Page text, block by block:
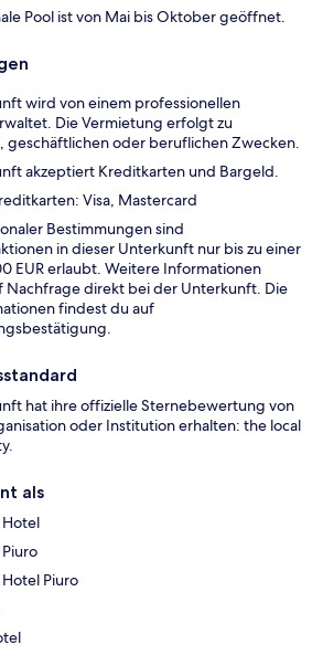
Pool ist von Mai bis Oktober geöffnet.
wird von einem professionellen
Die Vermietung erfolgt zu
geschäftlichen oder beruflichen Zwecken.
akzeptiert Kreditkarten und Bargeld.
Visa, Mastercard
Bestimmungen sind
in dieser Unterkunft nur bis zu einer
EUR erlaubt. Weitere Informationen
Nachfrage direkt bei der Unterkunft. Die
findest du auf
hat ihre offizielle Sternebewertung von
oder Institution erhalten: the local
als
Piuro